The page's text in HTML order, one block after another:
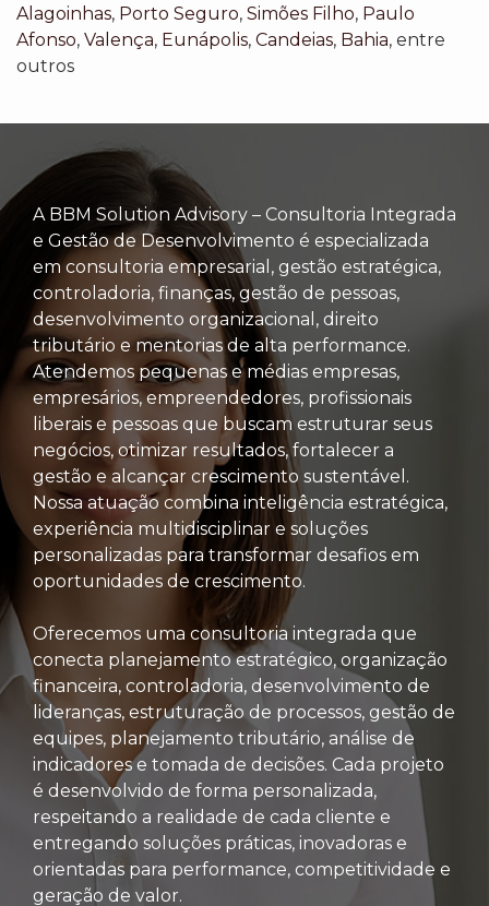
Alagoinhas, Porto Seguro, Simões Filho, Paulo
Afonso, Valença, Eunápolis, Candeias, Bahia, entre
outros
A BBM Solution Advisory – Consultoria Integrada
e Gestão de Desenvolvimento é especializada
em consultoria empresarial, gestão estratégica,
controladoria, finanças, gestão de pessoas,
desenvolvimento organizacional, direito
tributário e mentorias de alta performance.
Atendemos pequenas e médias empresas,
empresários, empreendedores, profissionais
liberais e pessoas que buscam estruturar seus
negócios, otimizar resultados, fortalecer a
gestão e alcançar crescimento sustentável.
Nossa atuação combina inteligência estratégica,
experiência multidisciplinar e soluções
personalizadas para transformar desafios em
oportunidades de crescimento.
Oferecemos uma consultoria integrada que
conecta planejamento estratégico, organização
financeira, controladoria, desenvolvimento de
lideranças, estruturação de processos, gestão de
equipes, planejamento tributário, análise de
indicadores e tomada de decisões. Cada projeto
é desenvolvido de forma personalizada,
respeitando a realidade de cada cliente e
entregando soluções práticas, inovadoras e
orientadas para performance, competitividade e
geração de valor.